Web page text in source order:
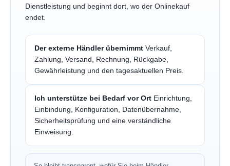
Dienstleistung und beginnt dort, wo der Onlinekauf
endet.
Der externe Händler übernimmt Verkauf,
Zahlung, Versand, Rechnung, Rückgabe,
Gewährleistung und den tagesaktuellen Preis.
Ich unterstütze bei Bedarf vor Ort Einrichtung,
Einbindung, Konfiguration, Datenübernahme,
Sicherheitsprüfung und eine verständliche
Einweisung.